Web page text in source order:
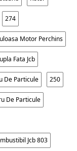
274
Motor Perchins
Fata Jcb
De Particule 250
De Particule
Jcb 803